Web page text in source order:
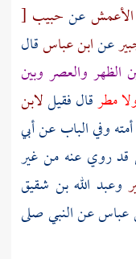
الأعمشعنحبيب [
عنابن عباسقال
الظهر والعصر وبين
مطرقال فقيللابن
وفي الباب عن أبي
قد روي عنه من غير
وعبد الله بن شقيق
عباسعن النبي صلى